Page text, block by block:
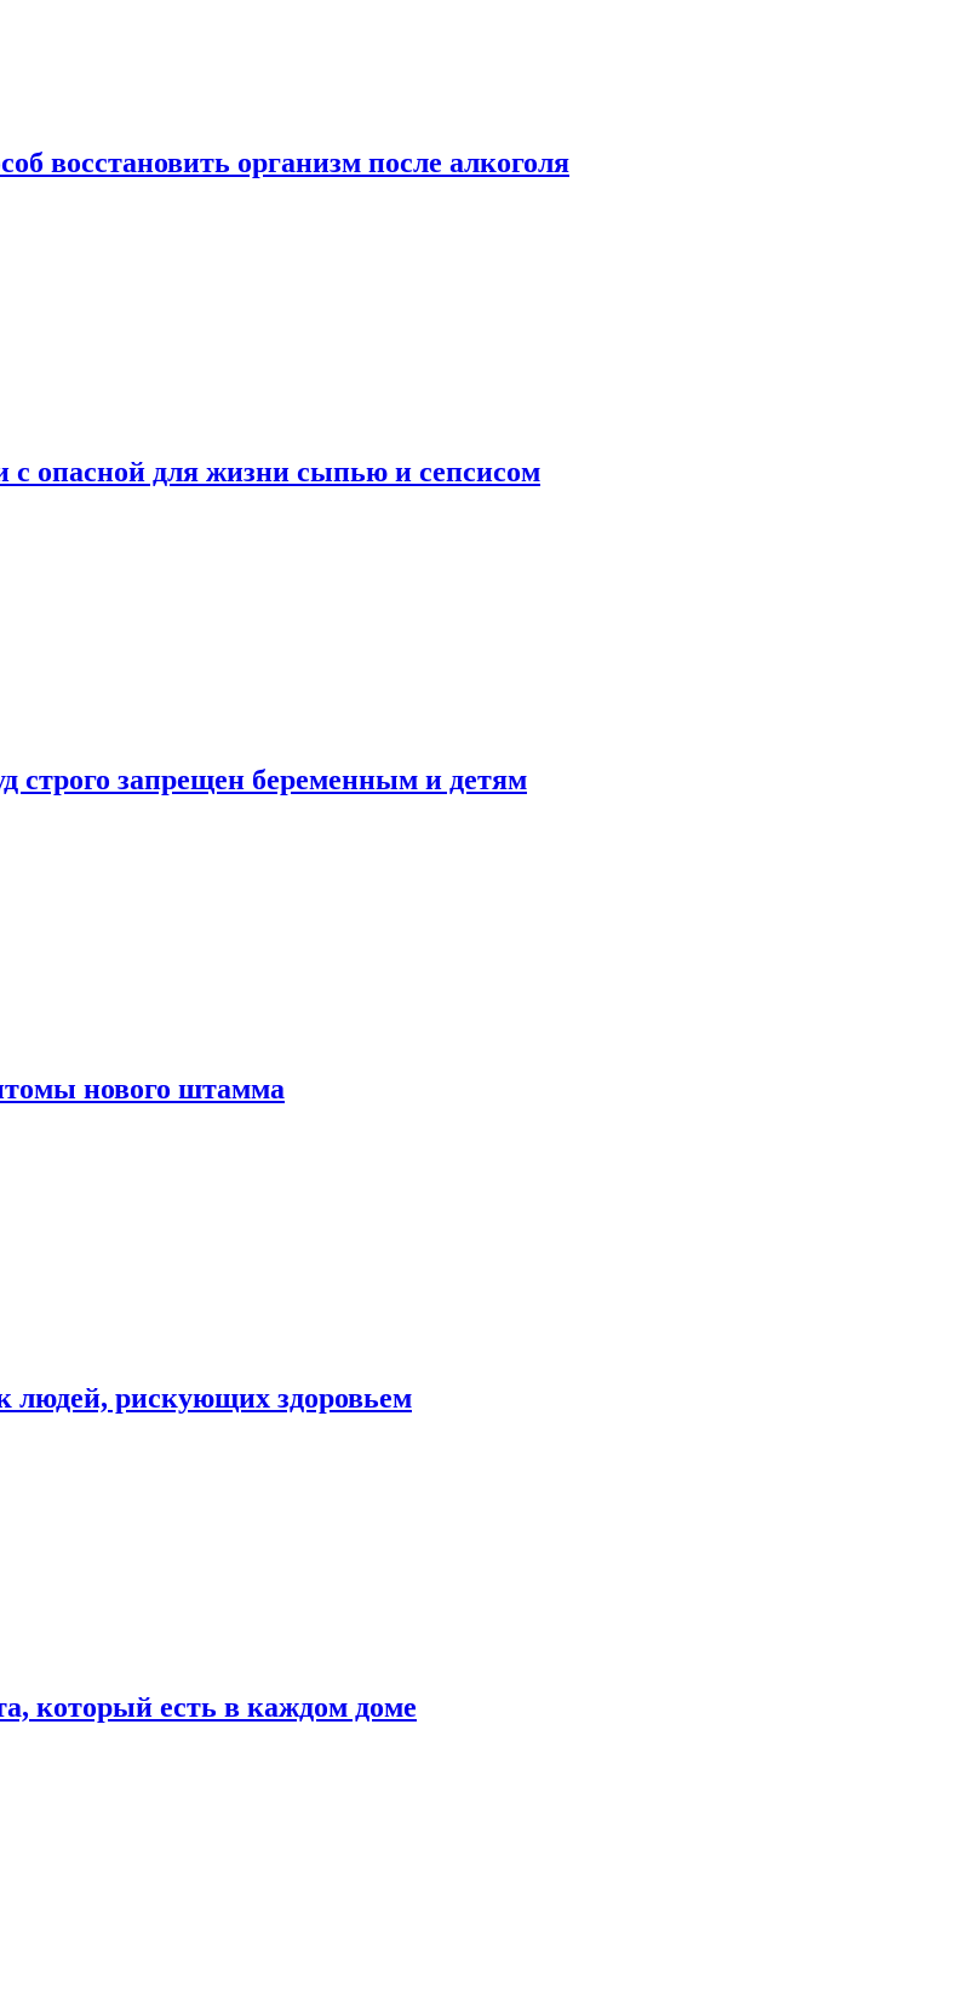
восстановить организм после алкоголя
опасной для жизни сыпью и сепсисом
строго запрещен беременным и детям
нового штамма
людей, рискующих здоровьем
который есть в каждом доме